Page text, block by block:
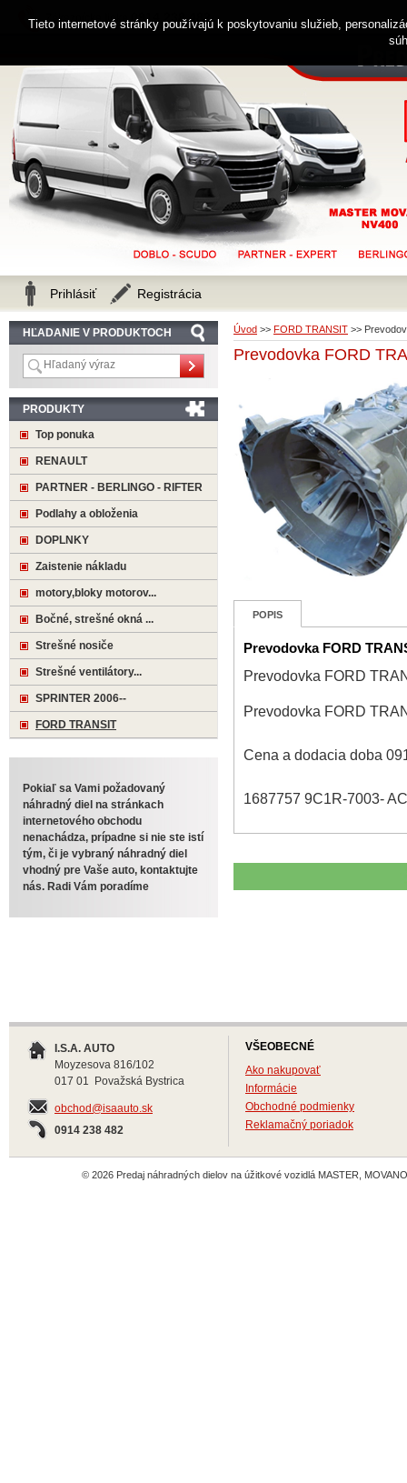
Úvod >> FORD TRANSIT >>
Prevodovka FORD
POPIS
Prevodovka FORD
Prevodovka FORD
Prevodovka FORD
Cena a dodacia doba
1687757 9C1R-7003-
HĽADANIE V PRODUKTOCH
PRODUKTY
Top ponuka
RENAULT
PARTNER - BERLINGO - RIFTER
Podlahy a obloženia
DOPLNKY
Zaistenie nákladu
motory,bloky motorov...
Bočné, strešné okná ...
Strešné nosiče
Strešné ventilátory...
SPRINTER 2006--
FORD TRANSIT
Pokiaľ sa Vami požadovaný
náhradný diel na stránkach
internetového obchodu
nenachádza, prípadne si nie ste istí
tým, či je vybraný náhradný diel
vhodný pre Vaše auto, kontaktujte
nás. Radi Vám poradíme
I.S.A. AUTO
Moyzesova 816/102
017 01 Považská Bystrica
obchod@isaauto.sk
0914 238 482
VŠEOBECNÉ
Ako nakupovať
Informácie
Obchodné podmienky
Reklamačný poriadok
© 2026 Predaj náhradných dielov na úžitkové vozidlá MASTER,
Zákaznícka linka 0914 238 482
Prihlásiť Registrácia
Tieto internetové stránky používajú k poskytovaniu služieb,